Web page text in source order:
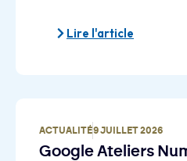
Lire l'article
ACTUALITÉ9 JUILLET 2026
Google Ateliers